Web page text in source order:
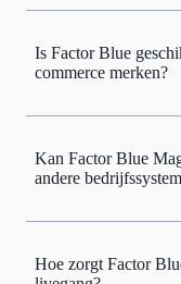
Is Factor Blue
commerce merken?
Kan Factor Blue
andere
Hoe zorgt Factor